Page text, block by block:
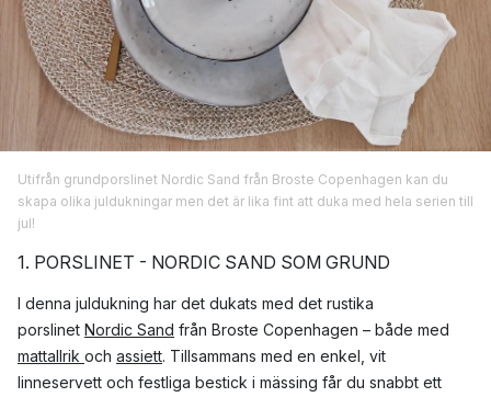
Utifrån grundporslinet Nordic Sand från Broste Copenhagen kan du
skapa olika juldukningar men det är lika fint att duka med hela serien till
jul!
1. PORSLINET - NORDIC SAND SOM GRUND
I denna juldukning har det dukats med det rustika
porslinet Nordic Sand från Broste Copenhagen – både med
mattallrik och assiett. Tillsammans med en enkel, vit
linneservett och festliga bestick i mässing får du snabbt ett